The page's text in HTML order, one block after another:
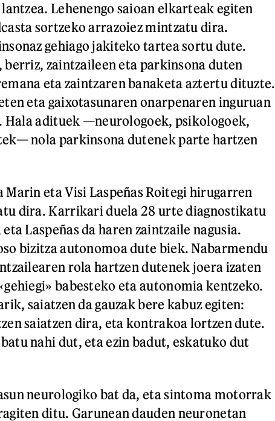
Lehenengo saioan elkarteak egiten
sortzeko arrazoiez mintzatu dira.
gehiago jakiteko tartea sortu dute.
zaintzaileen eta parkinsona duten
eta zaintzaren banaketa aztertu dituzte.
eta gaixotasunaren onarpenaren inguruan
Hala adituek —neurologoek, psikologoek,
nola parkinsona dutenek parte hartzen
Marin eta Visi Laspeñas Roitegi hirugarren
dira. Karrikari duela 28 urte diagnostikatu
Laspeñas da haren zaintzaile nagusia.
bizitza autonomoa dute biek. Nabarmendu
rola hartzen dutenek joera izaten
babesteko eta autonomia kentzeko.
saiatzen da gauzak bere kabuz egiten:
saiatzen dira, eta kontrakoa lortzen dute.
nahi dut, eta ezin badut, eskatuko dut
neurologiko bat da, eta sintoma motorrak
ditu. Garunean dauden neuronetan